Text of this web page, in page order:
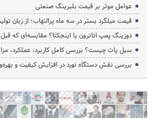
عوامل موثر بر قیمت بلبرینگ صنعتی
قیمت میلگرد بستر در سه ماه پرالتهاب؛ از زبان
دوزینگ پمپ اتاترون یا اینجکتا؟ مقایسه‌ای که قبل
سیل پات چیست؟ بررسی کامل کاربرد، عملکرد،
بررسی نقش دستگاه نورد در افزایش کیفیت و